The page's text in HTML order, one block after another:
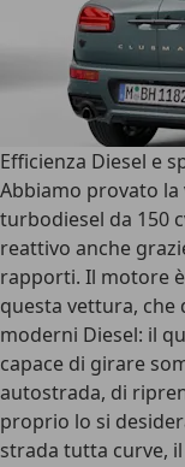
Efficienza Diesel e
Abbiamo provato
turbodiesel da 150
reattivo anche
rapporti. Il motore
questa vettura,
moderni Diesel: il
capace di girare
autostrada, di
proprio lo si
strada tutta curve,